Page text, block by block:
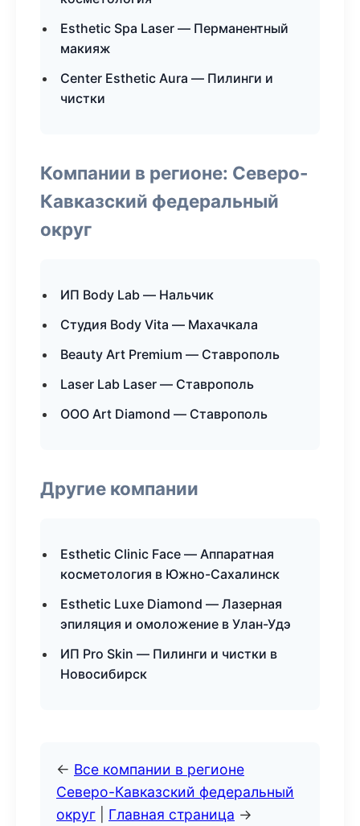
Esthetic Spa Laser — Перманентный
макияж
Center Esthetic Aura — Пилинги и
чистки
Компании в регионе: Северо-
Кавказский федеральный
округ
ИП Body Lab — Нальчик
Студия Body Vita — Махачкала
Beauty Art Premium — Ставрополь
Laser Lab Laser — Ставрополь
ООО Art Diamond — Ставрополь
Другие компании
Esthetic Clinic Face — Аппаратная
косметология в Южно-Сахалинск
Esthetic Luxe Diamond — Лазерная
эпиляция и омоложение в Улан-Удэ
ИП Pro Skin — Пилинги и чистки в
Новосибирск
← Все компании в регионе
Северо-Кавказский федеральный
округ
Главная страница →